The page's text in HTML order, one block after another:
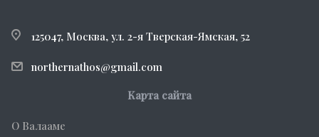
125047, Москва, ул. 2-я Тверская-Ямская, 52
northernathos@gmail.com
Карта сайта
О Валааме